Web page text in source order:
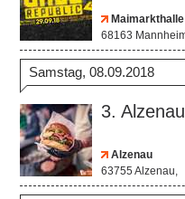
Maimarkthalle
68163
Samstag, 08.09.2018
3.
Alzenau
63755 Alzenau,